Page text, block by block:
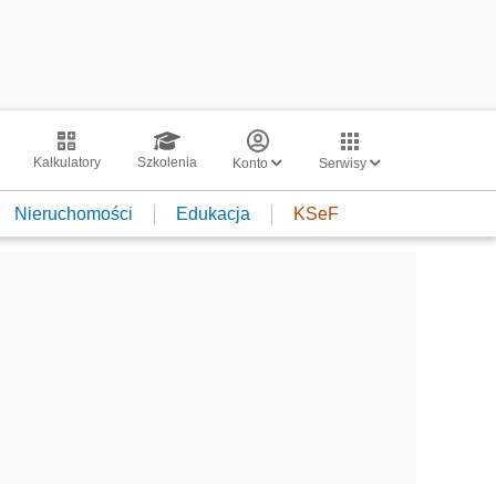
Kalkulatory Szkolenia Konto Serwisy
Nieruchomości Edukacja KSeF